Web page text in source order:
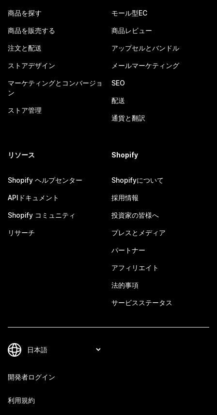
商品を探す
商品を販売する
注文と配送
ストアデザイン
マーケティングとコンバージョ
ン
ストア管理
モール型EC
商品レビュー
アップセルとバンドル
メールマーケティング
SEO
配送
通貨と翻訳
リソース
Shopify ヘルプセンター
APIドキュメント
Shopify コミュニティ
リサーチ
Shopify
Shopifyについて
採用情報
投資家の皆様へ
プレスとメディア
パートナー
アフィリエイト
法的事項
サービスステータス
開発者ログイン
利用規約